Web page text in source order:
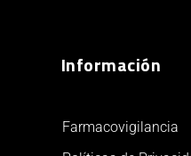
Información
Farmacovigilancia